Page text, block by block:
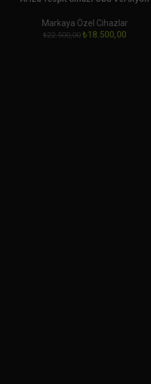
Markaya Özel Cihazlar
₺22.500,00 ₺18.500,00